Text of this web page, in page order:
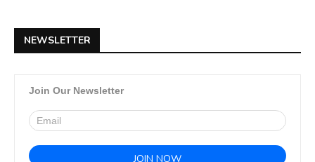
NEWSLETTER
Join Our Newsletter